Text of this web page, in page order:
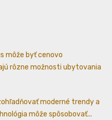
môže byť cenovo
rôzne možnosti ubytovania
moderné trendy a
môže spôsobovať...